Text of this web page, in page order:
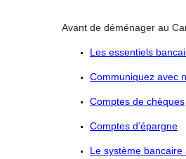
Avant de déménager au
Les essentiels
Communiquez avec
Comptes de chèques
Comptes d’épargne
Le système bancaire